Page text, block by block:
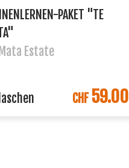
PAKET "TE
Estate
IN DEN WARENKORB
CHF 59.00